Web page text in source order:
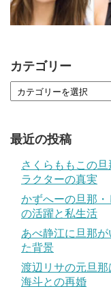
カテゴリー
最近の投稿
さくらももこの
ラクターの真実
かずへーの旦那
の活躍と私生活
あべ静江に旦那
た背景
渡辺リサの元旦
海斗との再婚